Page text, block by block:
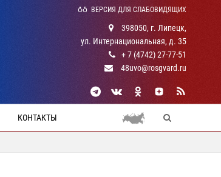
ВЕРСИЯ ДЛЯ СЛАБОВИДЯЩИХ
398050, г. Липецк,
ул. Интернациональная, д. 35
+ 7 (4742) 27-77-51
48uvo@rosgvard.ru
КОНТАКТЫ